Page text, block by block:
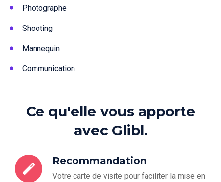
Photographe
Shooting
Mannequin
Communication
Ce qu'elle vous apporte
avec Glibl.
Recommandation
Votre carte de visite pour faciliter la mise en